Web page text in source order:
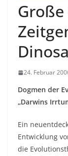
24. Februar
Dogmen der
„Darwins
Ein
Entwicklung
die